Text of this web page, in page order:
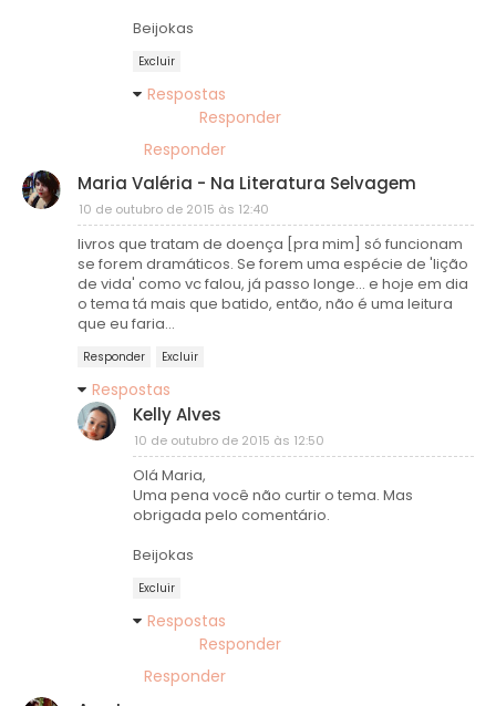
Beijokas
Excluir
Respostas
Responder
Responder
Maria Valéria - Na Literatura Selvagem
10 de outubro de 2015 às 12:40
livros que tratam de doença [pra mim] só funcionam
se forem dramáticos. Se forem uma espécie de 'lição
de vida' como vc falou, já passo longe... e hoje em dia
o tema tá mais que batido, então, não é uma leitura
que eu faria...
Responder Excluir
Respostas
Kelly Alves
10 de outubro de 2015 às 12:50
Olá Maria,
Uma pena você não curtir o tema. Mas
obrigada pelo comentário.
Beijokas
Excluir
Respostas
Responder
Responder